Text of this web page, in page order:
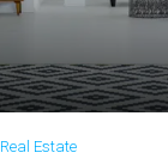
Real Estate